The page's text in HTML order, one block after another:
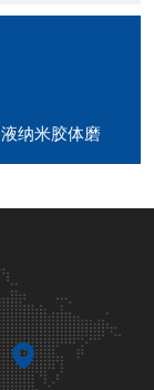
纳米胶体磨